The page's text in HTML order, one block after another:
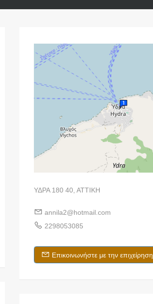
ΥΔΡΑ 180 40, ΑΤΤΙΚΗ
annila2@hotmail.com
2298053085
Επικοινωνήστε με την επιχείρηση